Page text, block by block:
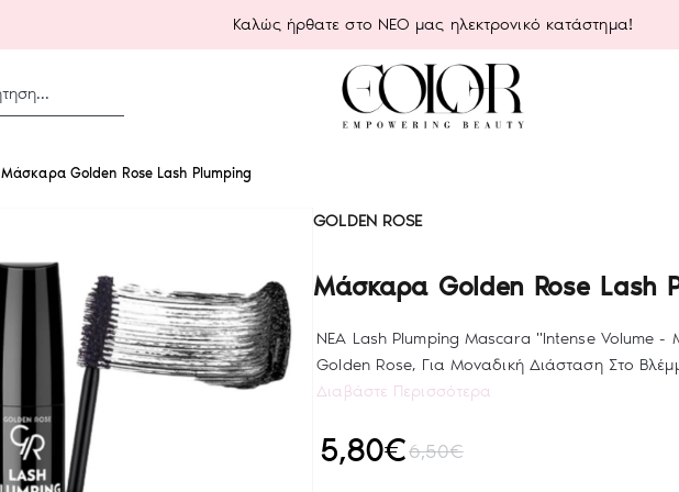
Καλώς ήρθατε στο ΝΕΟ μας ηλεκτρονικό κατάστημα!
Μάσκαρα Golden Rose Lash Plumping
GOLDEN ROSE
Μάσκαρα Golden Rose Lash
ΝΕΑ Lash Plumping Mascara "Intense Volume -
Golden Rose, Για Μοναδική Διάσταση Στο
Διαβάστε Περισσότερα
5,80€6,50€